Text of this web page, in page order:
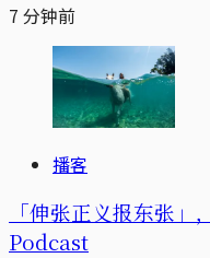
7 分钟前
播客
「伸张正义报东张
Podcast